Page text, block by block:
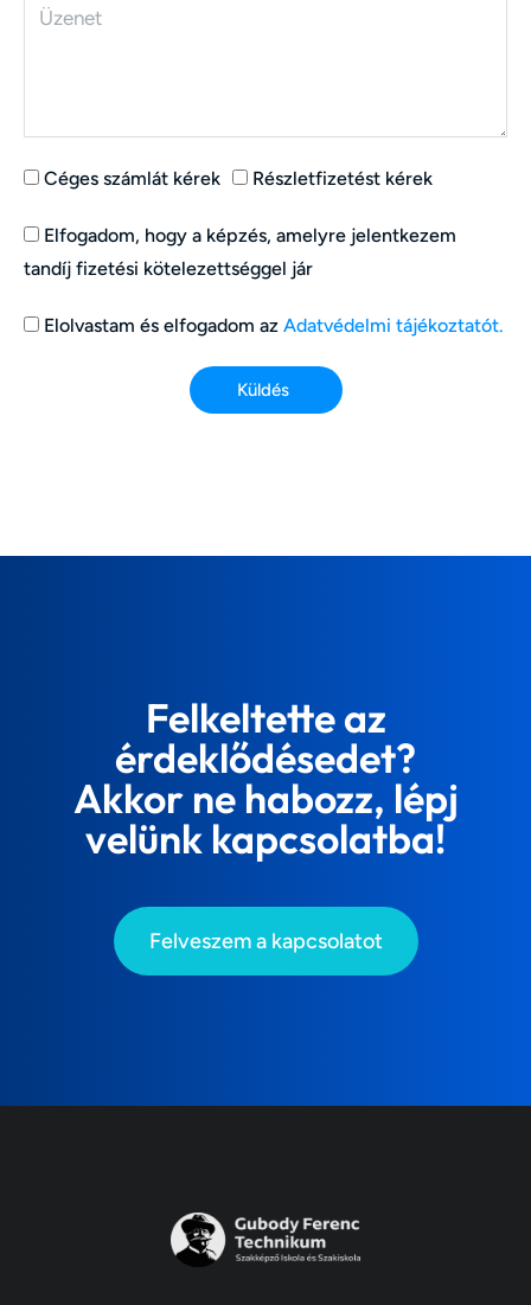
Céges számlát kérek Részletfizetést kérek
Elfogadom, hogy a képzés, amelyre jelentkezem
tandíj fizetési kötelezettséggel jár
Elolvastam és elfogadom az Adatvédelmi tájékoztatót.
Küldés
Felkeltette az
érdeklődésedet?
Akkor ne habozz, lépj
velünk kapcsolatba!
Felveszem a kapcsolatot